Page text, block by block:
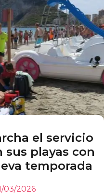
el servicio
sus playas con
temporada
03/2026